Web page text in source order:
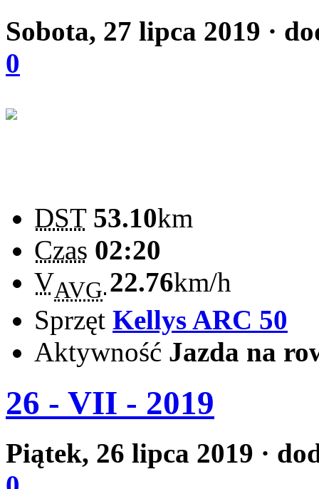
Sobota, 27 lipca 2019 ·
0
DST 53.10km
Czas 02:20
VAVG 22.76km/h
Sprzęt Kellys ARC 50
Aktywność Jazda na
26 - VII - 2019
Piątek, 26 lipca 2019 ·